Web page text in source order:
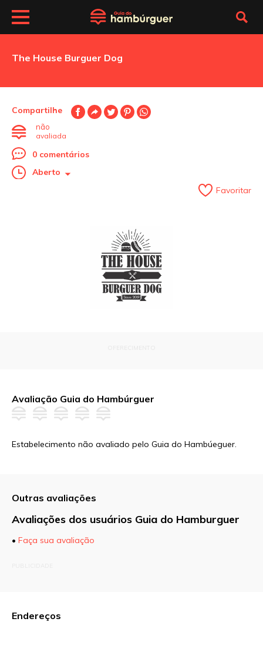
The House Burguer Dog
Compartilhe
não
avaliada
0 comentários
Aberto
Favoritar
Avaliação Guia do Hambúrguer
Estabelecimento não avaliado pelo Guia do Hambúeguer.
Outras avaliações
Avaliações dos usuários Guia do Hamburguer
• Faça sua avaliação
Endereços